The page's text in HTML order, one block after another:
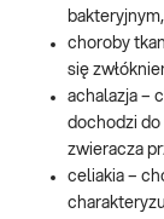
choroby
się
achalazja –
dochodzi
zwieracza
celiakia –